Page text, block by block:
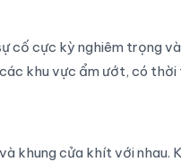
cố cực kỳ nghiêm trọng
khu vực ẩm ướt, có
khung cửa khít với nhau.